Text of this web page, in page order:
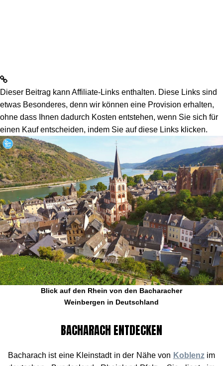
Dieser Beitrag kann Affiliate-Links enthalten. Diese Links sind
etwas Besonderes, denn wir können eine Provision erhalten,
ohne dass Ihnen dadurch Kosten entstehen, wenn Sie sich für
einen Kauf entscheiden, indem Sie auf diese Links klicken.
Blick auf den Rhein von den Bacharacher
Weinbergen in Deutschland
BACHARACH ENTDECKEN
Bacharach ist eine Kleinstadt in der Nähe von Koblenzim